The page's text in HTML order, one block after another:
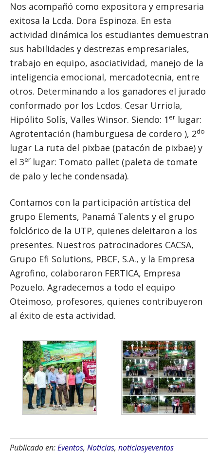
Nos acompañó como expositora y empresaria
exitosa la Lcda. Dora Espinoza. En esta
actividad dinámica los estudiantes demuestran
sus habilidades y destrezas empresariales,
trabajo en equipo, asociatividad, manejo de la
inteligencia emocional, mercadotecnia, entre
otros. Determinando a los ganadores el jurado
conformado por los Lcdos. Cesar Urriola,
Hipólito Solís, Valles Winsor. Siendo: 1er lugar:
Agrotentación (hamburguesa de cordero ), 2do
lugar La ruta del pixbae (patacón de pixbae) y
el 3er lugar: Tomato pallet (paleta de tomate
de palo y leche condensada).
Contamos con la participación artística del
grupo Elements, Panamá Talents y el grupo
folclórico de la UTP, quienes deleitaron a los
presentes. Nuestros patrocinadores CACSA,
Grupo Efi Solutions, PBCF, S.A., y la Empresa
Agrofino, colaboraron FERTICA, Empresa
Pozuelo. Agradecemos a todo el equipo
Oteimoso, profesores, quienes contribuyeron
al éxito de esta actividad.
Publicado en:Eventos, Noticias, noticiasyeventos